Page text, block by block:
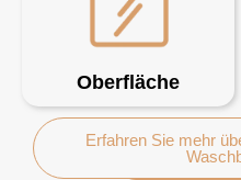
Oberfläche
Erfahren Sie mehr